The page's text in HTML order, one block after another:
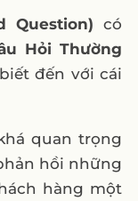
Question) có
Hỏi Thường
đến với cái
quan trọng
hồi những
hàng một